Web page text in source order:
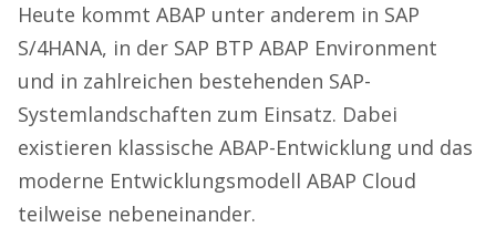
Heute kommt ABAP unter anderem in SAP
S/4HANA, in der SAP BTP ABAP Environment
und in zahlreichen bestehenden SAP-
Systemlandschaften zum Einsatz. Dabei
existieren klassische ABAP-Entwicklung und das
moderne Entwicklungsmodell ABAP Cloud
teilweise nebeneinander.